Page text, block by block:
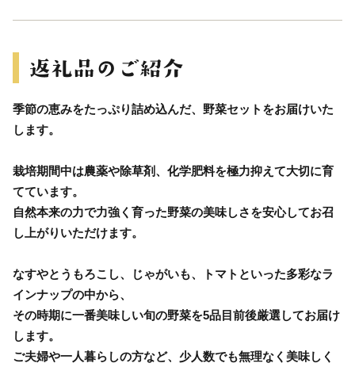
季節の恵みをたっぷり詰め込んだ、野菜セットをお届けいた
します。
栽培期間中は農薬や除草剤、化学肥料を極力抑えて大切に育
てています。
自然本来の力で力強く育った野菜の美味しさを安心してお召
し上がりいただけます。
なすやとうもろこし、じゃがいも、トマトといった多彩なラ
インナップの中から、
その時期に一番美味しい旬の野菜を5品目前後厳選してお届け
します。
ご夫婦や一人暮らしの方など、少人数でも無理なく美味しく